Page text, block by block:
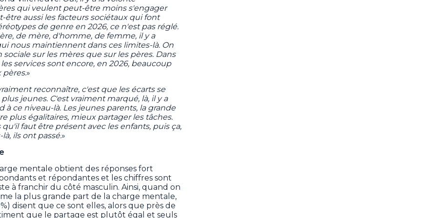
qui veulent peut-être moins s'engager
être aussi les facteurs sociétaux qui font
de genre en 2026, ce n'est pas réglé.
de mère, d'homme, de femme, il y a
nous maintiennent dans ces limites-là. On
sur les mères que sur les pères. Dans
services sont encore, en 2026, beaucoup
pères.»
reconnaître, c'est que les écarts se
jeunes. C'est vraiment marqué, là, il y a
ce niveau-là. Les jeunes parents, la grande
plus égalitaires, mieux partager les tâches.
faut être présent avec les enfants, puis ça,
ils ont passé.»
mentale obtient des réponses fort
et répondantes et les chiffres sont
à franchir du côté masculin. Ainsi, quand on
la plus grande part de la charge mentale,
disent que ce sont elles, alors que près de
que le partage est plutôt égal et seuls